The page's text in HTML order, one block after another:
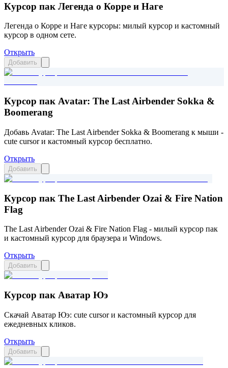
Курсор пак Легенда о Корре и Наге
Легенда о Корре и Наге курсоры: милый курсор и кастомный
курсор в одном сете.
Открыть
Добавить
Курсор пак Avatar: The Last Airbender Sokka &
Boomerang
Добавь Avatar: The Last Airbender Sokka & Boomerang к мыши -
cute cursor и кастомный курсор бесплатно.
Открыть
Добавить
Курсор пак The Last Airbender Ozai & Fire Nation
Flag
The Last Airbender Ozai & Fire Nation Flag - милый курсор пак
и кастомный курсор для браузера и Windows.
Открыть
Добавить
Курсор пак Аватар Юэ
Скачай Аватар Юэ: cute cursor и кастомный курсор для
ежедневных кликов.
Открыть
Добавить